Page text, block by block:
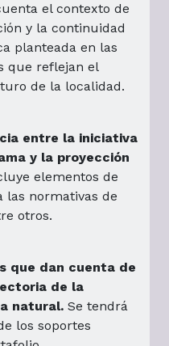
el contexto de
y la continuidad
planteada en las
que reflejan el
de la localidad.
entre la iniciativa
y la proyección
elementos de
las normativas de
otros.
que dan cuenta de
de la
natural. Se tendrá
los soportes